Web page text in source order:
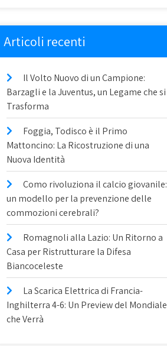
Articoli recenti
Il Volto Nuovo di un Campione:
Barzagli e la Juventus, un Legame che si
Trasforma
Foggia, Todisco è il Primo
Mattoncino: La Ricostruzione di una
Nuova Identità
Como rivoluziona il calcio giovanile:
un modello per la prevenzione delle
commozioni cerebrali?
Romagnoli alla Lazio: Un Ritorno a
Casa per Ristrutturare la Difesa
Biancoceleste
La Scarica Elettrica di Francia-
Inghilterra 4-6: Un Preview del Mondiale
che Verrà